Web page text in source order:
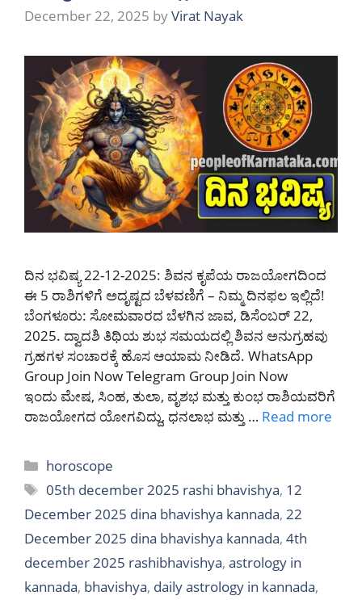
December 22, 2025 byVirat Nayak
ದಿನ ಭವಿಷ್ಯ 22-12-2025: ಶಿವನ ಕೃಪೆಯ ರಾಜಯೋಗದಿಂದ
ಈ 5 ರಾಶಿಗಳಿಗೆ ಅದೃಷ್ಟದ ಬೆಳವಣಿಗೆ – ನಿಮ್ಮ ದಿನಫಲ ಇಲ್ಲಿದೆ!
ಬೆಂಗಳೂರು: ಸೋಮವಾರದ ಬೆಳಗಿನ ಜಾವ, ಡಿಸೆಂಬರ್ 22,
2025. ದ್ವಾದಶಿ ತಿಥಿಯ ಶುಭ ಸಮಯದಲ್ಲಿ ಶಿವನ ಅನುಗ್ರಹವು
ಗ್ರಹಗಳ ಸಂಚಾರಕ್ಕೆ ಹೊಸ ಆಯಾಮ ನೀಡಿದೆ. WhatsApp
Group Join Now Telegram Group Join Now
ಇಂದು ಮೇಷ, ಸಿಂಹ, ತುಲಾ, ವೃಶಭ ಮತ್ತು ಕುಂಭ ರಾಶಿಯವರಿಗೆ
ರಾಜಯೋಗದ ಯೋಗವಿದ್ದು, ಧನಲಾಭ ಮತ್ತು … Read more
Categories
horoscope
Tags
05th december 2025 rashi bhavishya, 12
December 2025 dina bhavishya kannada, 22
December 2025 dina bhavishya kannada, 4th
december 2025 rashibhavishya, astrology in
kannada, bhavishya, daily astrology in kannada,